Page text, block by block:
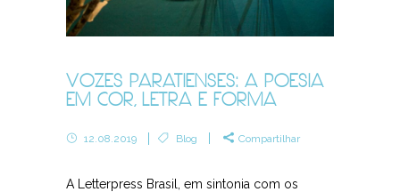
VOZES PARATIENSES: A POESIA
EM COR, LETRA E FORMA
12.08.2019 Blog Compartilhar
A Letterpress Brasil, em sintonia com os